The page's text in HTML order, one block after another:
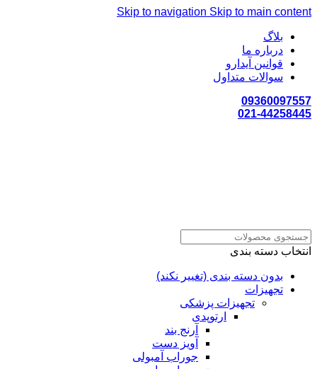
Skip to navigation Skip to main content
بلاگ
درباره ما
قوانین آیدارو
سوالات متداول
09360097557
021-44258445
انتخاب دسته بندی
بدون دسته بندی (تغییر نکند)
تجهیزات
تجهیزات پزشکی
ارتوپدی
آرنج بند
آویز دست
جوراب آمبولی